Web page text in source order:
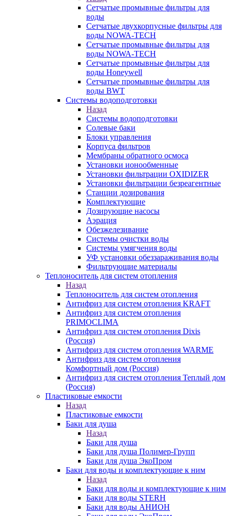
Сетчатые промывные фильтры для
воды
Сетчатые двухкорпусные фильтры для
воды NOWA-TECH
Сетчатые промывные фильтры для
воды NOWA-TECH
Сетчатые промывные фильтры для
воды Honeywell
Сетчатые промывные фильтры для
воды BWT
Системы водоподготовки
Назад
Системы водоподготовки
Солевые баки
Блоки управления
Корпуса фильтров
Мембраны обратного осмоса
Установки ионообменные
Установки фильтрации OXIDIZER
Установки фильтрации безреагентные
Станции дозирования
Комплектующие
Дозирующие насосы
Аэрация
Обезжелезивание
Системы очистки воды
Системы умягчения воды
УФ установки обеззараживания воды
Фильтрующие материалы
Теплоноситель для систем отопления
Назад
Теплоноситель для систем отопления
Антифриз для систем отопления KRAFT
Антифриз для систем отопления
PRIMOCLIMA
Антифриз для систем отопления Dixis
(Россия)
Антифриз для систем отопления WARME
Антифриз для систем отопления
Комфортный дом (Россия)
Антифриз для систем отопления Теплый дом
(Россия)
Пластиковые емкости
Назад
Пластиковые емкости
Баки для душа
Назад
Баки для душа
Баки для душа Полимер-Групп
Баки для душа ЭкоПром
Баки для воды и комплектующие к ним
Назад
Баки для воды и комплектующие к ним
Баки для воды STERH
Баки для воды АНИОН